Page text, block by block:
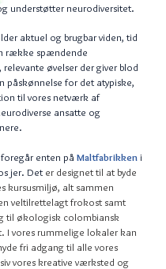
understøtter neurodiversitet.
aktuel og brugbar viden, tid
række spændende
relevante øvelser der giver blod
påskønnelse for det atypiske,
til vores netværk af
ansatte og
enten på Maltfabrikkeni
jer. Det er designet til at byde
kursusmiljø, alt sammen
veltilrettelagt frokost samt
til økologisk colombiansk
I vores rummelige lokaler kan
fri adgang til alle vores
vores kreative værksted og